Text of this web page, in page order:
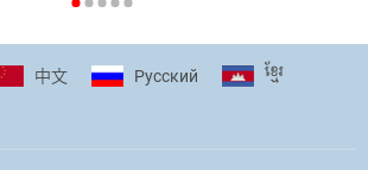
cùng thanh thiếu nhi tiên phong ứng
phó với biến đổi khí hậu
中文 Pусский ខ្មែរ